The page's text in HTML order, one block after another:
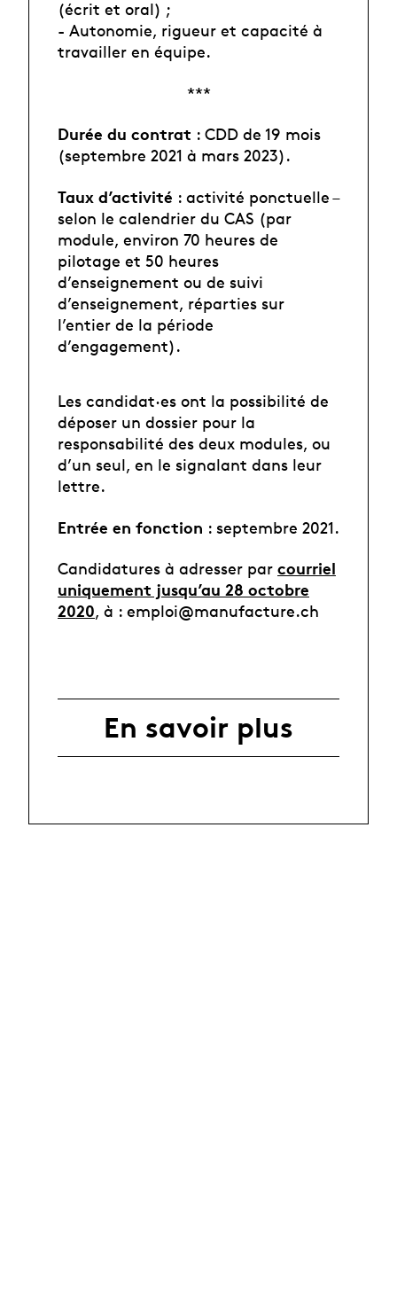
(écrit et oral) ;
- Autonomie, rigueur et capacité à
travailler en équipe.
***
Durée du contrat : CDD de 19 mois
(septembre 2021 à mars 2023).
Taux d’activité : activité ponctuelle –
selon le calendrier du CAS (par
module, environ 70 heures de
pilotage et 50 heures
d’enseignement ou de suivi
d’enseignement, réparties sur
l’entier de la période
d’engagement).
Les candidat·es ont la possibilité de
déposer un dossier pour la
responsabilité des deux modules, ou
d’un seul, en le signalant dans leur
lettre.
Entrée en fonction : septembre 2021.
Candidatures à adresser par courriel
uniquement jusqu’au 28 octobre
2020, à : emploi@manufacture.ch
En savoir plus